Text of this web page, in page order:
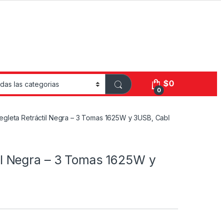
0
$0
Retráctil Negra – 3 Tomas 1625W y 3USB, Cabl
Negra – 3 Tomas 1625W y